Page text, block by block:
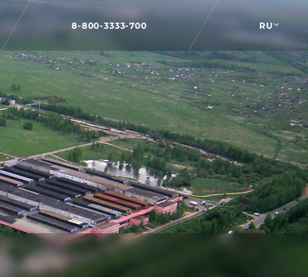
8-800-3333-700 RU